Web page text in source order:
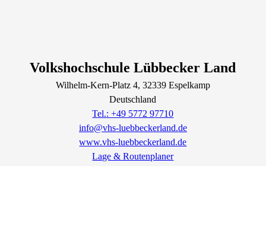
Volkshochschule Lübbecker Land
Wilhelm-Kern-Platz4, 32339 Espelkamp
Deutschland
Tel.: +49 5772 97710
info@vhs-luebbeckerland.de
www.vhs-luebbeckerland.de
Lage & Routenplaner